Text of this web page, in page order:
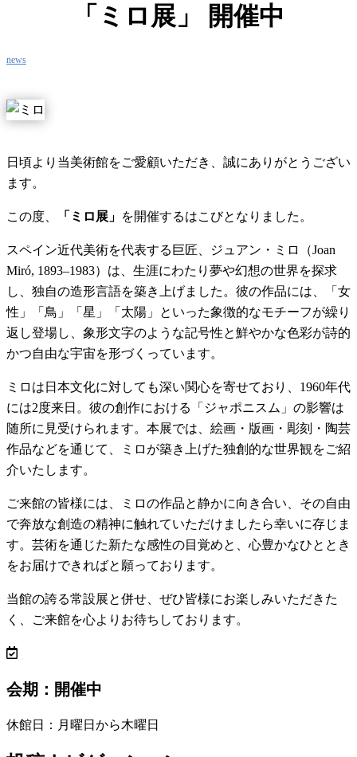
「ミロ展」 開催中
news
日頃より当美術館をご愛顧いただき、誠にありがとうござい
ます。
この度、 「ミロ展」 を開催するはこびとなりました。
スペイン近代美術を代表する巨匠、ジュアン・ミロ（Joan
Miró, 1893–1983）は、生涯にわたり夢や幻想の世界を探求
し、独自の造形言語を築き上げました。彼の作品には、「女
性」「鳥」「星」「太陽」といった象徴的なモチーフが繰り
返し登場し、象形文字のような記号性と鮮やかな色彩が詩的
かつ自由な宇宙を形づくっています。
ミロは日本文化に対しても深い関心を寄せており、1960年代
には2度来日。彼の創作における「ジャポニスム」の影響は
随所に見受けられます。本展では、絵画・版画・彫刻・陶芸
作品などを通じて、ミロが築き上げた独創的な世界観をご紹
介いたします。
ご来館の皆様には、ミロの作品と静かに向き合い、その自由
で奔放な創造の精神に触れていただけましたら幸いに存じま
す。芸術を通じた新たな感性の目覚めと、心豊かなひととき
をお届けできればと願っております。
当館の誇る常設展と併せ、ぜひ皆様にお楽しみいただきた
く、ご来館を心よりお待ちしております。
会期：開催中
休館日：月曜日から木曜日